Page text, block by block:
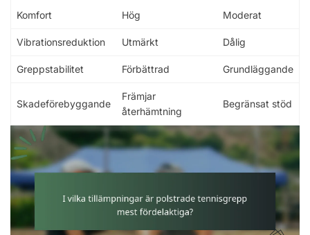
Komfort
Hög Moderat
Vibrationsreduktion Utmärkt Dålig
Greppstabilitet Förbättrad Grundläggande
Skadeförebyggande
Främjar
återhämtning
Begränsat stöd